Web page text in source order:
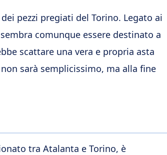
pezzi pregiati del Torino. Legato ai
comunque essere destinato a
scattare una vera e propria asta
non sarà semplicissimo, ma alla fine
tra Atalanta e Torino, è